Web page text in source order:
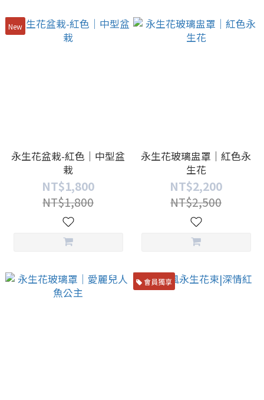
New
永生花盆栽-紅色｜中型盆
栽
NT$1,800
NT$1,800
永生花玻璃盅罩｜紅色永
生花
NT$2,200
NT$2,500
會員獨享